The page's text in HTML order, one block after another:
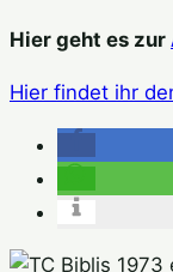
Hier geht es zur
Hier findet ihr